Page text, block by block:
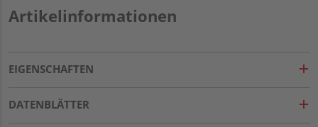
Artikelinformationen
EIGENSCHAFTEN
DATENBLÄTTER